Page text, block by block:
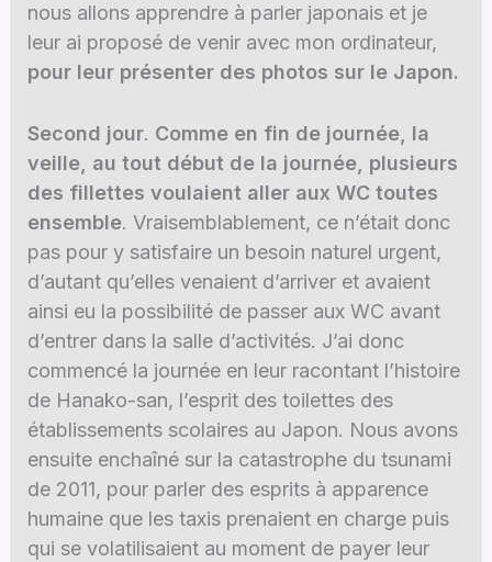
nous allons apprendre à parler japonais et je
leur ai proposé de venir avec mon ordinateur,
pour leur présenter des photos sur le Japon.
Second jour. Comme en fin de journée, la
veille, au tout début de la journée, plusieurs
des fillettes voulaient aller aux WC toutes
ensemble. Vraisemblablement, ce n’était donc
pas pour y satisfaire un besoin naturel urgent,
d’autant qu’elles venaient d’arriver et avaient
ainsi eu la possibilité de passer aux WC avant
d’entrer dans la salle d’activités. J’ai donc
commencé la journée en leur racontant l’histoire
de Hanako-san, l’esprit des toilettes des
établissements scolaires au Japon. Nous avons
ensuite enchaîné sur la catastrophe du tsunami
de 2011, pour parler des esprits à apparence
humaine que les taxis prenaient en charge puis
qui se volatilisaient au moment de payer leur